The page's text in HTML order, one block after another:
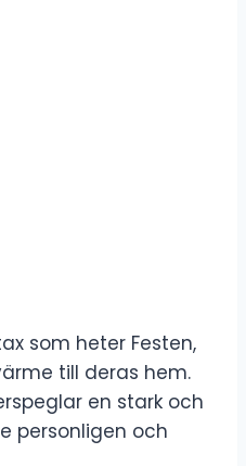
som heter Festen,
till deras hem.
en stark och
personligen och